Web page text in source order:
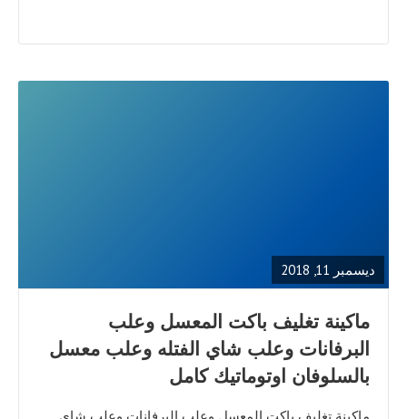
ديسمبر 11, 2018
ماكينة تغليف باكت المعسل وعلب
البرفانات وعلب شاي الفتله وعلب معسل
بالسلوفان اوتوماتيك كامل